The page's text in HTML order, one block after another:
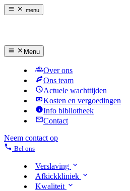
menu
Menu
Over ons
Ons team
Actuele wachttijden
Kosten en vergoedingen
Info bibliotheek
Contact
Neem contact op
Bel ons
Verslaving
Afkickkliniek
Kwaliteit